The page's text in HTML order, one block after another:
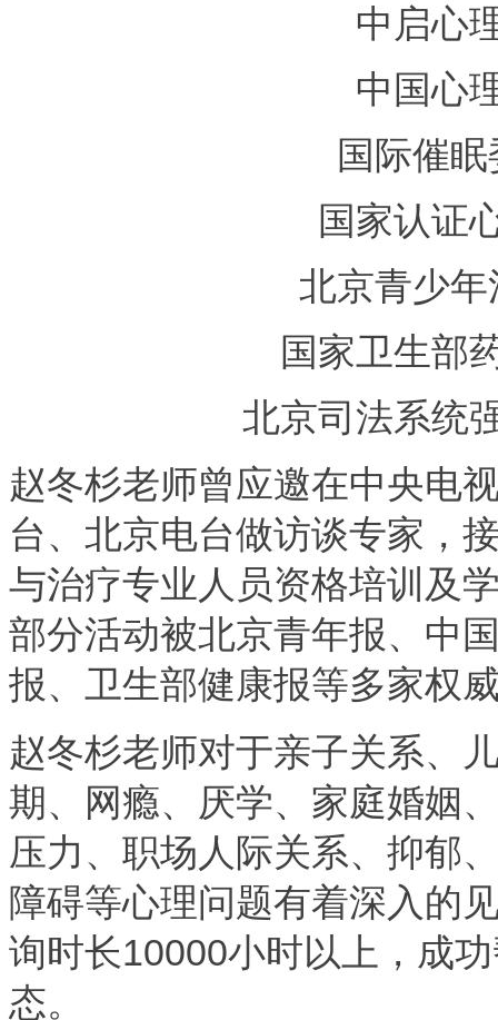
中启心
中国心
国际催
国家认证
北京青少
国家卫生部
北京司法系统
赵冬杉老师曾应邀在中央电
台、北京电台做访谈专家，
与治疗专业人员资格培训及
部分活动被北京青年报、中
报、卫生部健康报等多家权
赵冬杉老师对于亲子关系、
期、网瘾、厌学、家庭婚姻
压力、职场人际关系、抑郁
障碍等心理问题有着深入的
询时长10000小时以上，成
态。